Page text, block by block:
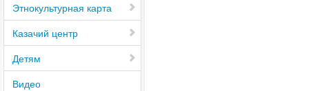
Этнокультурная карта
Казачий центр
Детям
Видео